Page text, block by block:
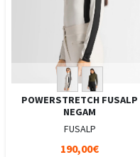
POWERSTRETCH FUSALP
NEGAM
FUSALP
190,00€